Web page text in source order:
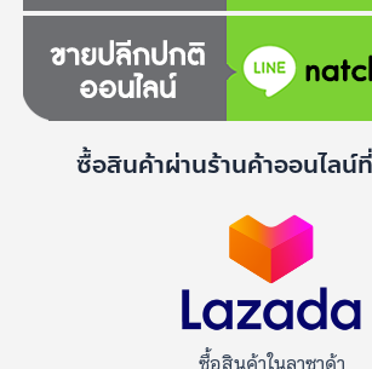
ซื้อสินค้าผ่านร้านค้าออนไลน์
ซื้อสินค้าในลาซาด้า